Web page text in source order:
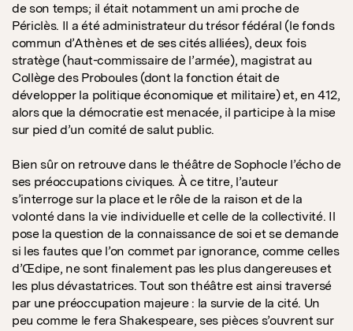
de son temps; il était notamment un ami proche de
Périclès. Il a été administrateur du trésor fédéral (le fonds
commun d’Athènes et de ses cités alliées), deux fois
stratège (haut-commissaire de l’armée), magistrat au
Collège des Proboules (dont la fonction était de
développer la politique économique et militaire) et, en 412,
alors que la démocratie est menacée, il participe à la mise
sur pied d’un comité de salut public.
Bien sûr on retrouve dans le théâtre de Sophocle l’écho de
ses préoccupations civiques. À ce titre, l’auteur
s’interroge sur la place et le rôle de la raison et de la
volonté dans la vie individuelle et celle de la collectivité. Il
pose la question de la connaissance de soi et se demande
si les fautes que l’on commet par ignorance, comme celles
d’Œdipe, ne sont finalement pas les plus dangereuses et
les plus dévastatrices. Tout son théâtre est ainsi traversé
par une préoccupation majeure : la survie de la cité. Un
peu comme le fera Shakespeare, ses pièces s’ouvrent sur